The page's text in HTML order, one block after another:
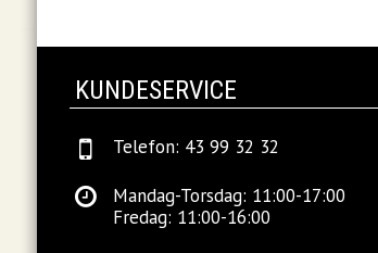
KUNDESERVICE
Telefon: 43 99 32 32
Mandag-Torsdag: 11:00-17:00
Fredag: 11:00-16:00